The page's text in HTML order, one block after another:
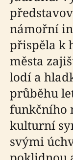
námořní
přispěla k
města
lodí a
průběhu
funkčního
kulturní
svými